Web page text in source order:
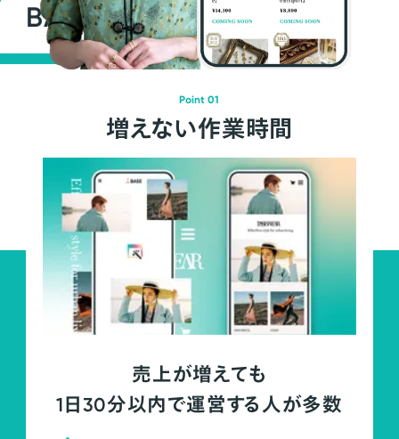
BASEが強い3つの理由
Point 01
増えない作業時間
売上が増えても
1日30分以内で運営する人が多数